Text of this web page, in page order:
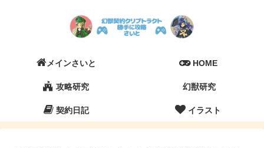
メインさいと HOME
攻略研究 幻獣研究
契約日記 イラスト